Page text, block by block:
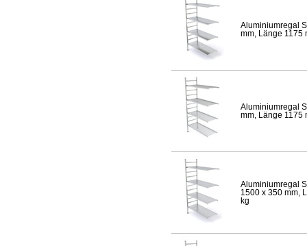
Aluminiumregal
mm, Länge 1175
Aluminiumregal
mm, Länge 1175
Aluminiumregal
1500 x 350 mm,
kg